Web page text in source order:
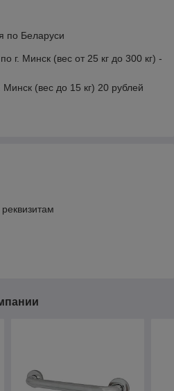
по Беларуси
г. Минск (вес от 25 кг до 300 кг) -
Минск (вес до 15 кг) 20 рублей